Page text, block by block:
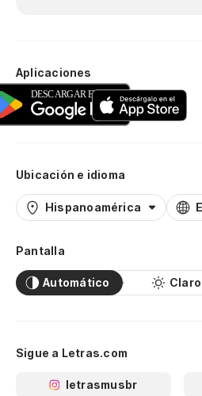
Aplicaciones
Ubicación e idioma
Hispanoamérica
Pantalla
Automático Claro
Sigue a Letras.com
letrasmusbr